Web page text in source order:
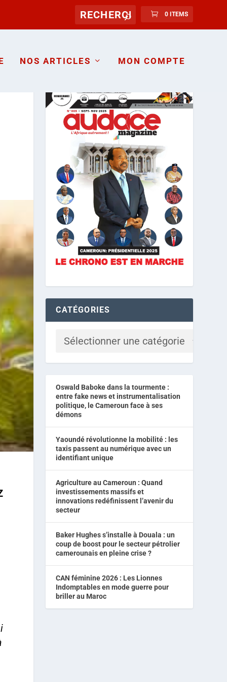
0 ITEMS
NOS ARTICLES MON COMPTE
CATÉGORIES
Oswald Baboke dans la tourmente :
entre fake news et instrumentalisation
politique, le Cameroun face à ses
démons
Yaoundé révolutionne la mobilité : les
taxis passent au numérique avec un
identifiant unique
Agriculture au Cameroun : Quand
investissements massifs et
innovations redéfinissent l’avenir du
secteur
Baker Hughes s’installe à Douala : un
coup de boost pour le secteur pétrolier
camerounais en pleine crise ?
CAN féminine 2026 : Les Lionnes
Indomptables en mode guerre pour
briller au Maroc